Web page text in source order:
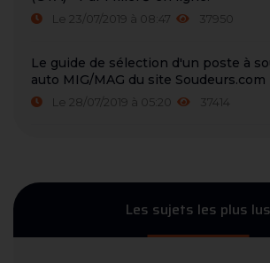
Le 23/07/2019 à 08:47 37950
Le guide de sélection d'un poste à
auto MIG/MAG du site Soudeurs.com
Le 28/07/2019 à 05:20 37414
Les sujets les plus lus